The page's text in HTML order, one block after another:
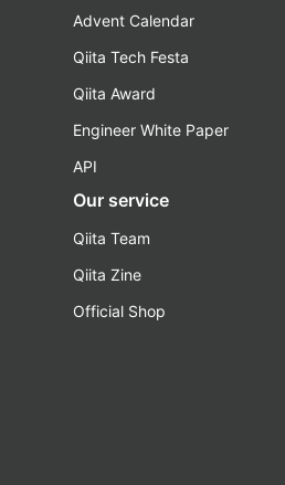
Advent Calendar
Qiita Tech Festa
Qiita Award
Engineer White Paper
API
Our service
Qiita Team
Qiita Zine
Official Shop